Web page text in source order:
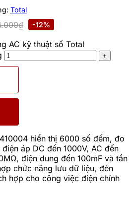
Total
-12%
AC kỹ thuật số Total
hiển thị 6000 số đếm, đo
áp DC đến 1000V, AC đến
điện dung đến 100mF và tần
chức năng lưu dữ liệu, đèn
hợp cho công việc điện chính